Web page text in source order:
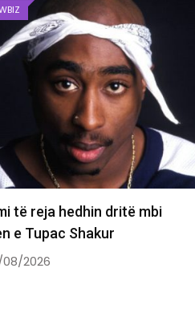
prestigjioze për Dua Lipën në
Hill: Mbretëresha e…
2026